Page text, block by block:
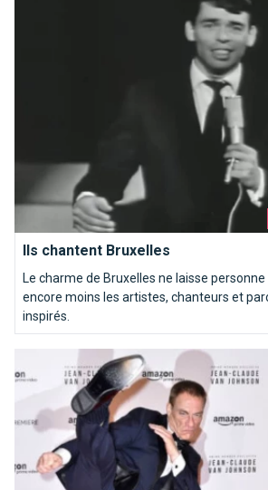
Ils chantent Bruxelles
Le charme de Bruxelles ne laisse
encore moins les artistes, chanteurs et
inspirés.
JCVD, le Bruxellois le plus aware